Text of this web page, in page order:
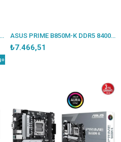
Biostar B850mt2-E-DJ AM5 DDR5 8000Mhz mATX Anakart ASUS PRIME B850M-K DDR5 8400MHZ 1XHDMI 1XDP 2XM.2 USB2.0 MATX AM5(AMD AM5 9000/8000/7000 SERİLERİ İLE UYUMLU)
₺7.466,51